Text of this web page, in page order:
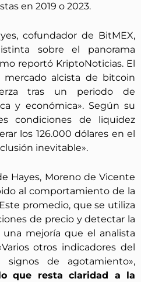
en 2019 o 2023.
cofundador de BitMEX,
sobre el panorama
reportó KriptoNoticias. El
mercado alcista de bitcoin
tras un periodo de
y económica». Según su
condiciones de liquidez
los 126.000 dólares en el
inevitable».
Hayes, Moreno de Vicente
al comportamiento de la
promedio, que se utiliza
de precio y detectar la
mejoría que el analista
otros indicadores del
signos de agotamiento»,
que resta claridad a la